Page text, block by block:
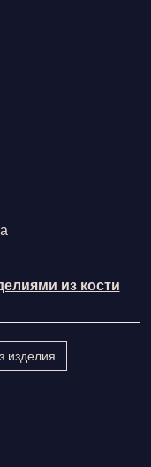
из кости
изделия